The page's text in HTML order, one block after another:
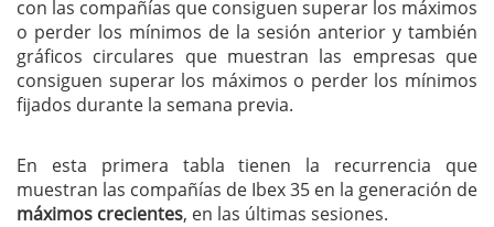
con las compañías que consiguen superar los máximos
o perder los mínimos de la sesión anterior y también
gráficos circulares que muestran las empresas que
consiguen superar los máximos o perder los mínimos
fijados durante la semana previa.
En esta primera tabla tienen la recurrencia que
muestran las compañías de Ibex 35 en la generación de
máximos crecientes, en las últimas sesiones.